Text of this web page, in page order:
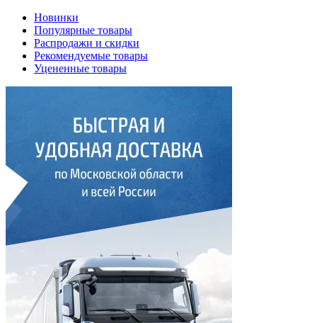
Новинки
Популярные товары
Распродажи и скидки
Рекомендуемые товары
Уцененные товары